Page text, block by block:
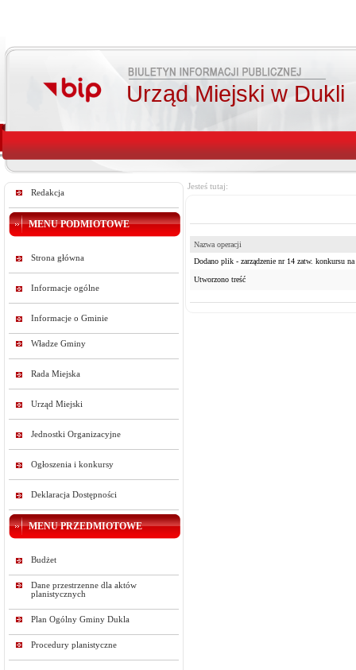
Urząd Miejski w Dukli
Redakcja
MENU PODMIOTOWE
Strona główna
Informacje ogólne
Informacje o Gminie
Władze Gminy
Rada Miejska
Urząd Miejski
Jednostki Organizacyjne
Ogłoszenia i konkursy
Deklaracja Dostępności
MENU PRZEDMIOTOWE
Budżet
Dane przestrzenne dla aktów
planistycznych
Plan Ogólny Gminy Dukla
Procedury planistyczne
Jesteś tutaj:
Nazwa operacji
Dodano plik - zarządzenie nr 14 zatw. konkursu
Utworzono treść